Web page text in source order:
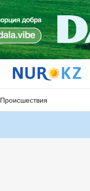
Происшествия